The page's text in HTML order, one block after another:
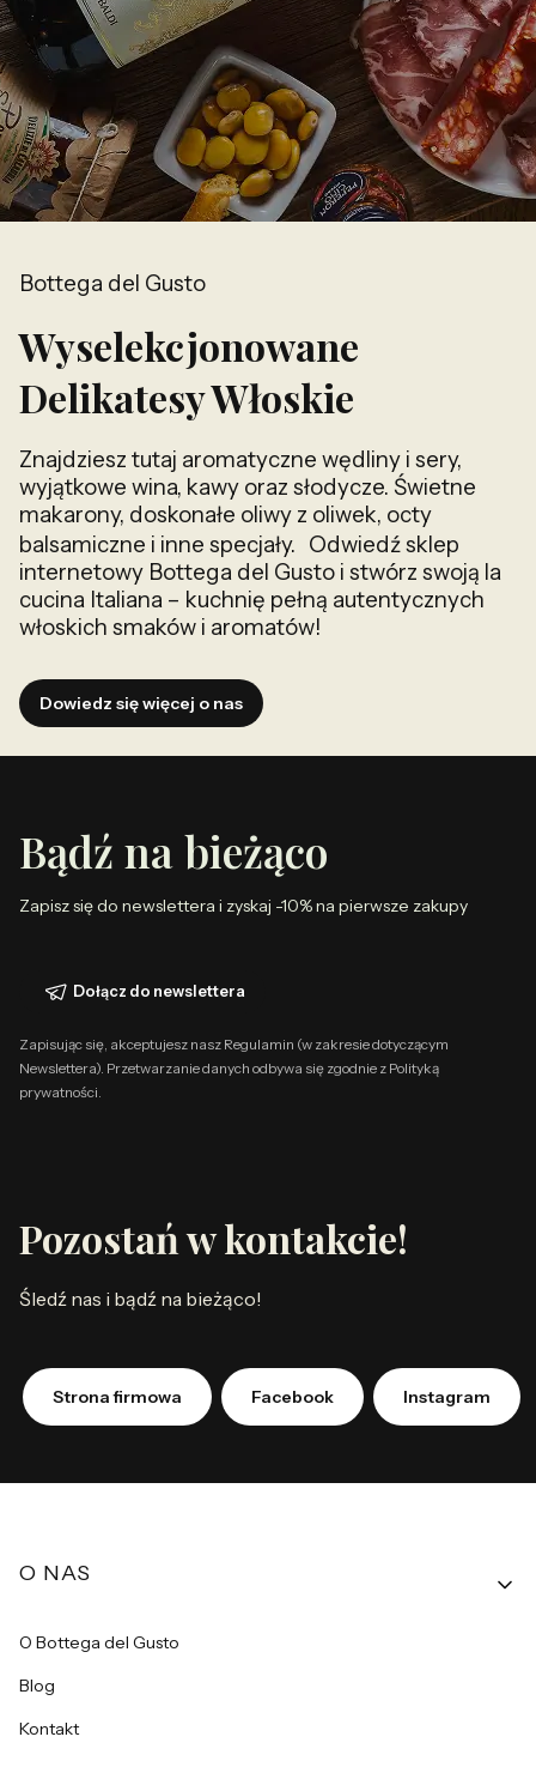
Bottega del Gusto
Wyselekcjonowane
Delikatesy Włoskie
Znajdziesz tutaj aromatyczne wędliny i sery,
wyjątkowe wina, kawy oraz słodycze. Świetne
makarony, doskonałe oliwy z oliwek, octy
balsamiczne i inne specjały. Odwiedź sklep
internetowy Bottega del Gusto i stwórz swoją la
cucina Italiana – kuchnię pełną autentycznych
włoskich smaków i aromatów!
Dowiedz się więcej o nas
Bądź na bieżąco
Zapisz się do newslettera i zyskaj -10% na pierwsze zakupy
Dołącz do newslettera
Zapisując się, akceptujesz nasz Regulamin (w zakresie dotyczącym
Newslettera). Przetwarzanie danych odbywa się zgodnie z Polityką
prywatności.
Pozostań w kontakcie!
Śledź nas i bądź na bieżąco!
Strona firmowa Facebook Instagram
Linki w stopce
O NAS
O Bottega del Gusto
Blog
Kontakt